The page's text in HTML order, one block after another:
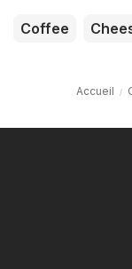
Coffee
Accueil